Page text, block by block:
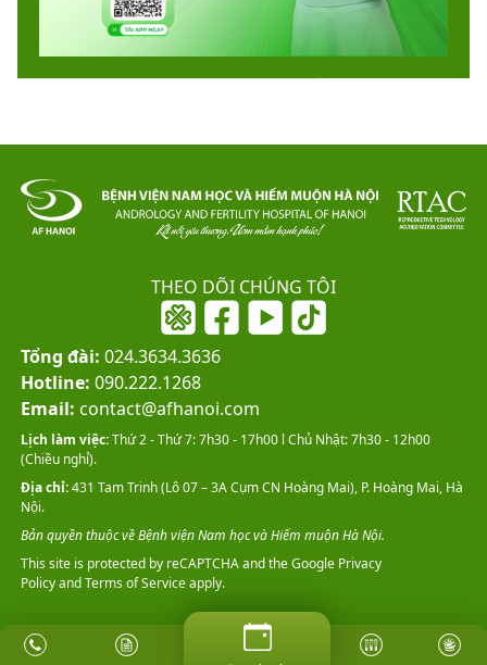
THEO DÕI CHÚNG TÔI
Tổng đài: 024.3634.3636
Hotline: 090.222.1268
Email: contact@afhanoi.com
This site is protected by reCAPTCHA and the GooglePrivacy
PolicyandTerms of Serviceapply.
Lịch làm việc:Thứ 2 - Thứ 7: 7h30 - 17h00 l Chủ Nhật: 7h30 - 12h00
(Chiều nghỉ).
Địa chỉ:431 Tam Trinh (Lô 07 – 3A Cụm CN Hoàng Mai), P. Hoàng Mai, Hà
Nội.
Bản quyền thuộc về Bệnh viện Nam học và Hiếm muộn Hà Nội.